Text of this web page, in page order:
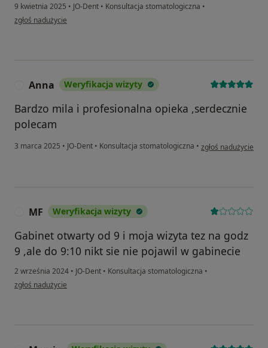
9 kwietnia 2025 • JO-Dent • Konsultacja stomatologiczna •
w opinii użytkownika Jarosław
zgłoś nadużycie
Anna Weryfikacja wizyty
Bardzo mila i profesionalna opieka ,serdecznie
polecam
3 marca 2025 • JO-Dent • Konsultacja stomatologiczna • w opinii
zgłoś nadużycie
MF Weryfikacja wizyty
Gabinet otwarty od 9 i moja wizyta tez na godz
9 ,ale do 9:10 nikt sie nie pojawil w gabinecie
2 września 2024 • JO-Dent • Konsultacja stomatologiczna •
w opinii użytkownika MF
zgłoś nadużycie